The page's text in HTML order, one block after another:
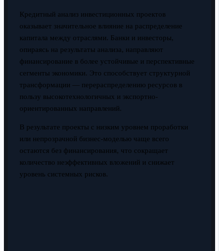
Кредитный анализ инвестиционных проектов
оказывает значительное влияние на распределение
капитала между отраслями. Банки и инвесторы,
опираясь на результаты анализа, направляют
финансирование в более устойчивые и перспективные
сегменты экономики. Это способствует структурной
трансформации — перераспределению ресурсов в
пользу высокотехнологичных и экспортно-
ориентированных направлений.
В результате проекты с низким уровнем проработки
или непрозрачной бизнес-моделью чаще всего
остаются без финансирования, что сокращает
количество неэффективных вложений и снижает
уровень системных рисков.